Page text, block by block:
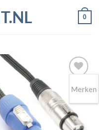
0
Toevoegen
aan
wenslijst
Merken